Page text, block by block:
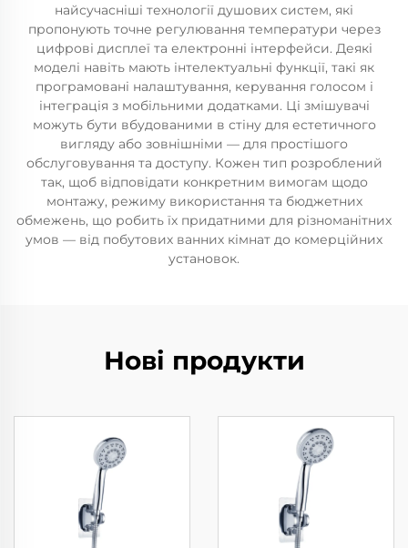
найсучасніші технології душових систем, які
пропонують точне регулювання температури через
цифрові дисплеї та електронні інтерфейси. Деякі
моделі навіть мають інтелектуальні функції, такі як
програмовані налаштування, керування голосом і
інтеграція з мобільними додатками. Ці змішувачі
можуть бути вбудованими в стіну для естетичного
вигляду або зовнішніми — для простішого
обслуговування та доступу. Кожен тип розроблений
так, щоб відповідати конкретним вимогам щодо
монтажу, режиму використання та бюджетних
обмежень, що робить їх придатними для різноманітних
умов — від побутових ванних кімнат до комерційних
установок.
Нові продукти